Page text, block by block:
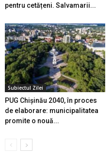
pentru cetățeni. Salvamarii...
Subiectul Zilei
PUG Chișinău 2040, în proces
de elaborare: municipalitatea
promite o nouă...